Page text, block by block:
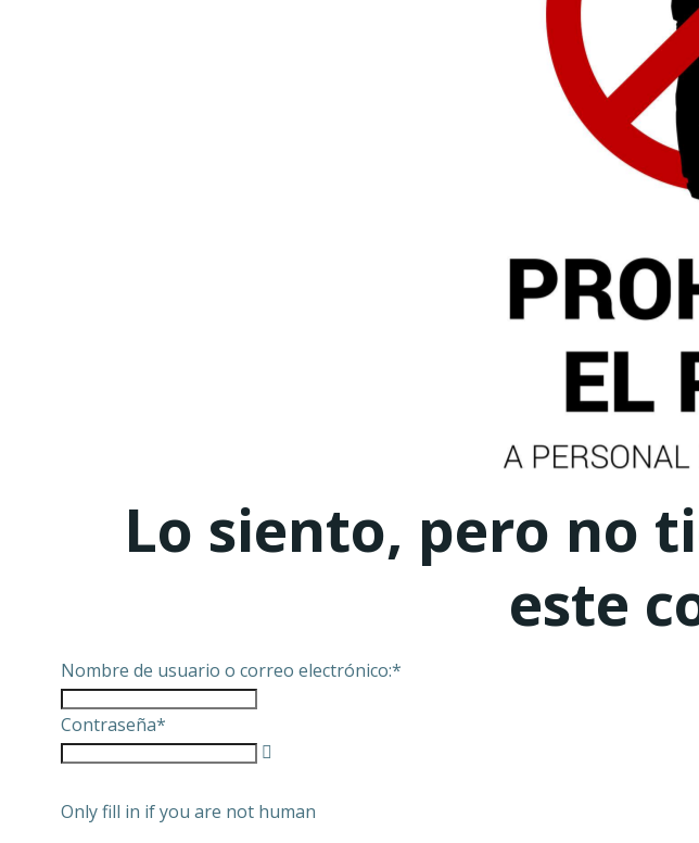
Lo siento, pero no
este
Nombre de usuario o correo electrónico:*
Contraseña*
Only fill in if you are not human